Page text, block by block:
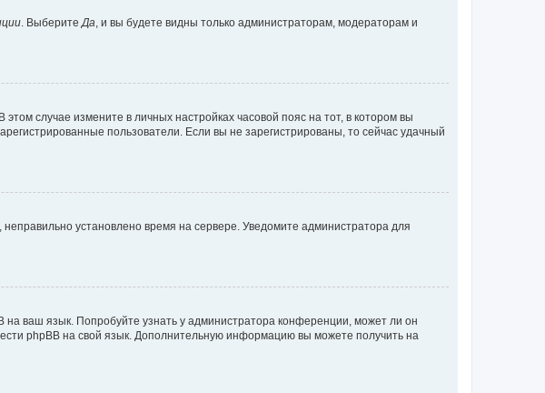
. Выберите Да , и вы будете видны только администраторам, модераторам и
случае измените в личных настройках часовой пояс на тот, в котором вы
пользователи. Если вы не зарегистрированы, то сейчас удачный
установлено время на сервере. Уведомите администратора для
ваш язык. Попробуйте узнать у администратора конференции, может ли он
phpBB на свой язык. Дополнительную информацию вы можете получить на